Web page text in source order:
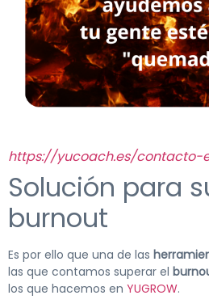
https://yucoach.es/contacto-
Solución para
burnout
Es por ello que una de las
las que contamos superar el
los que hacemos en YUGROW.